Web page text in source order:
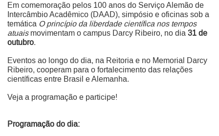
Em comemoração pelos 100 anos do Serviço Alemão de
Intercâmbio Acadêmico (DAAD), simpósio e oficinas sob a
temática O princípio da liberdade científica nos tempos
atuaismovimentam o campus Darcy Ribeiro, no dia 31 de
outubro.
Eventos ao longo do dia, na Reitoria e no Memorial Darcy
Ribeiro, cooperam para o fortalecimento das relações
científicas entre Brasil e Alemanha.
Veja a programação e participe!
Programação do dia: